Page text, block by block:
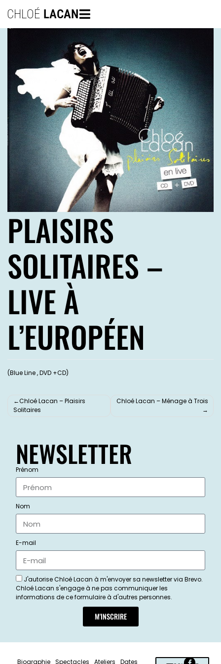
CHLOÉ LACAN
PLAISIRS
SOLITAIRES –
LIVE À
L’EUROPÉEN
(Blue Line , DVD +CD)
Chloé Lacan – Plaisirs
Solitaires
Chloé Lacan – Ménage à Trois
NEWSLETTER
Prénom
Nom
E-mail
J'autorise Chloé Lacan à m'envoyer sa newsletter via Brevo.
Chloé Lacan s'engage à ne pas communiquer les
informations de ce formulaire à d'autres personnes.
M'INSCRIRE
Biographie Spectacles Ateliers Dates